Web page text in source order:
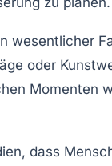
wesentlicher
oder
Momenten
dass